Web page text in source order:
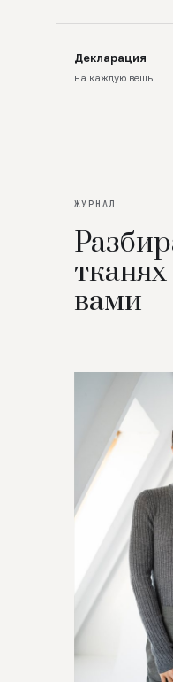
Декларация
на каждую вещь
ЖУРНАЛ
вами